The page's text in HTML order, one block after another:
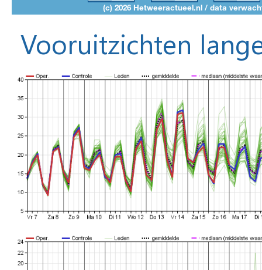
Vooruitzichten